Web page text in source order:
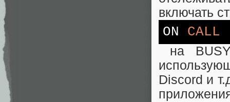
включать
ON CALL
на
Discord и